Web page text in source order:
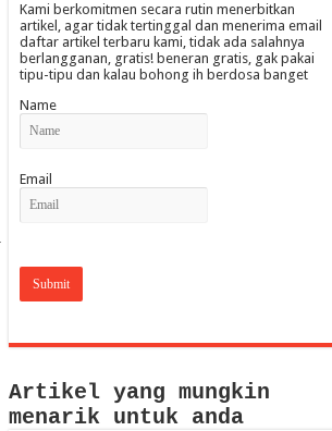
Kami berkomitmen secara rutin menerbitkan
artikel, agar tidak tertinggal dan menerima email
daftar artikel terbaru kami, tidak ada salahnya
berlangganan, gratis! beneran gratis, gak pakai
tipu-tipu dan kalau bohong ih berdosa banget
Name
Email
Artikel yang mungkin
menarik untuk anda